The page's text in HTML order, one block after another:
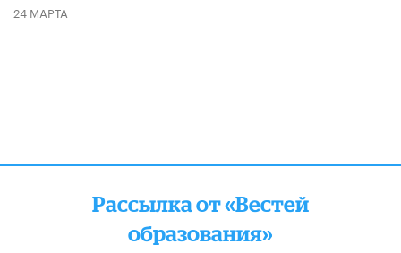
24 МАРТА
Рассылка от «Вестей
образования»